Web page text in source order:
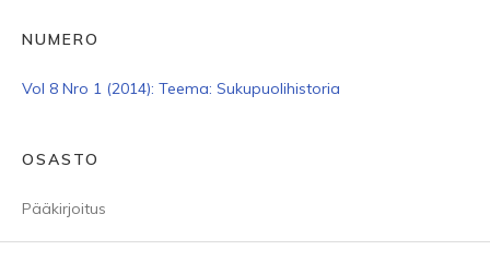
NUMERO
Vol 8 Nro 1 (2014): Teema: Sukupuolihistoria
OSASTO
Pääkirjoitus